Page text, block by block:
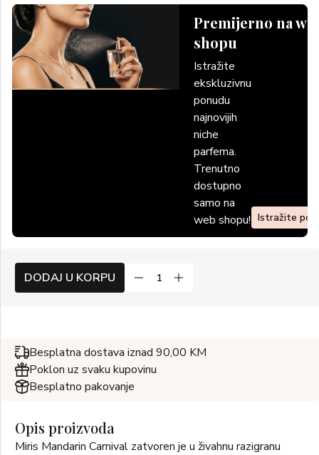
Premijerno na
shopu
Istražite
ekskluzivnu
ponudu
najnovijih
niche
parfema.
Trenutno
dostupno
samo na
web shopu! Istražite
DODAJ U KORPU
Besplatna dostava iznad 90,00 KM
Poklon uz svaku kupovinu
Besplatno pakovanje
Opis proizvoda
Miris Mandarin Carnival zatvoren je u živahnu razigranu